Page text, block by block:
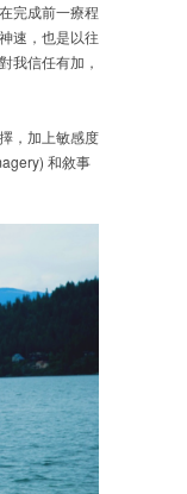
話。
完成前一療程
速，也是以往
我信任有加，
，加上敏感度
和敘事